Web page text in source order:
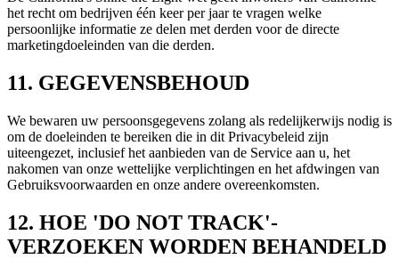
het recht om bedrijven één keer per jaar te vragen welke
persoonlijke informatie ze delen met derden voor de directe
marketingdoeleinden van die derden.
11. GEGEVENSBEHOUD
We bewaren uw persoonsgegevens zolang als redelijkerwijs nodig is
om de doeleinden te bereiken die in dit Privacybeleid zijn
uiteengezet, inclusief het aanbieden van de Service aan u, het
nakomen van onze wettelijke verplichtingen en het afdwingen van
Gebruiksvoorwaarden en onze andere overeenkomsten.
12. HOE 'DO NOT TRACK'-
VERZOEKEN WORDEN BEHANDELD